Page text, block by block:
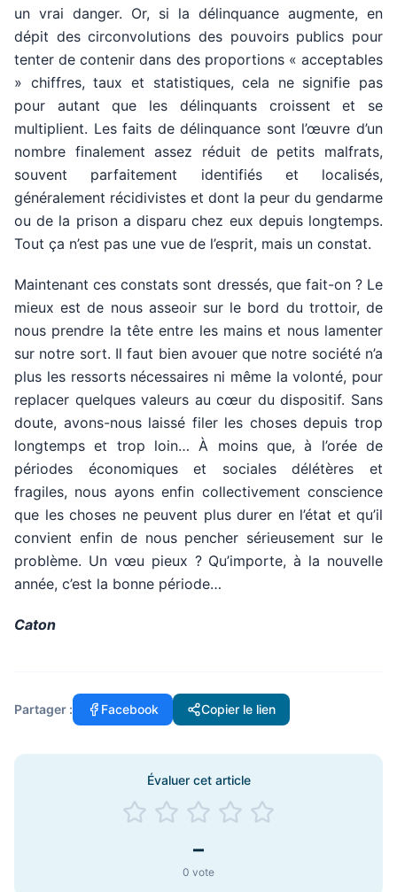
un vrai danger. Or, si la délinquance augmente, en
dépit des circonvolutions des pouvoirs publics pour
tenter de contenir dans des proportions « acceptables
» chiffres, taux et statistiques, cela ne signifie pas
pour autant que les délinquants croissent et se
multiplient. Les faits de délinquance sont l’œuvre d’un
nombre finalement assez réduit de petits malfrats,
souvent parfaitement identifiés et localisés,
généralement récidivistes et dont la peur du gendarme
ou de la prison a disparu chez eux depuis longtemps.
Tout ça n’est pas une vue de l’esprit, mais un constat.
Maintenant ces constats sont dressés, que fait-on ? Le
mieux est de nous asseoir sur le bord du trottoir, de
nous prendre la tête entre les mains et nous lamenter
sur notre sort. Il faut bien avouer que notre société n’a
plus les ressorts nécessaires ni même la volonté, pour
replacer quelques valeurs au cœur du dispositif. Sans
doute, avons-nous laissé filer les choses depuis trop
longtemps et trop loin… À moins que, à l’orée de
périodes économiques et sociales délétères et
fragiles, nous ayons enfin collectivement conscience
que les choses ne peuvent plus durer en l’état et qu’il
convient enfin de nous pencher sérieusement sur le
problème. Un vœu pieux ? Qu’importe, à la nouvelle
année, c’est la bonne période…
Caton
Partager : Facebook Copier le lien
Évaluer cet article
–
0 vote